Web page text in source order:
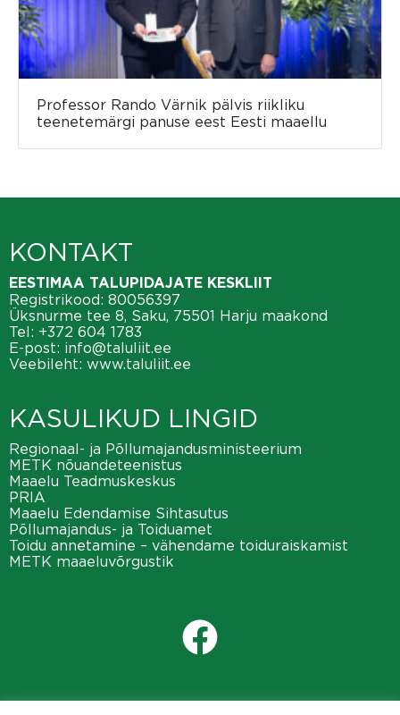
Professor Rando Värnik pälvis riikliku
teenetemärgi panuse eest Eesti maaellu
KONTAKT
EESTIMAA TALUPIDAJATE KESKLIIT
Registrikood: 80056397
Üksnurme tee 8, Saku, 75501 Harju maakond
Tel: +372 604 1783
E-post: info@taluliit.ee
Veebileht: www.taluliit.ee
KASULIKUD LINGID
Regionaal- ja Põllumajandusministeerium
METK nõuandeteenistus
Maaelu Teadmuskeskus
PRIA
Maaelu Edendamise Sihtasutus
Põllumajandus- ja Toiduamet
Toidu annetamine – vähendame toiduraiskamist
METK maaeluvõrgustik